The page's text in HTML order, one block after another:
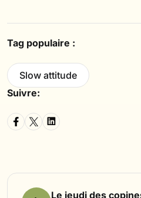
Tag populaire :
Slow attitude
Suivre:
Le jeudi des